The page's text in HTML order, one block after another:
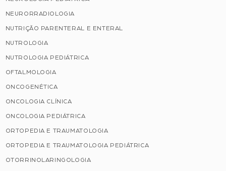
NEURORRADIOLOGIA
NUTRIÇÃO PARENTERAL E ENTERAL
NUTROLOGIA
NUTROLOGIA PEDIÁTRICA
OFTALMOLOGIA
ONCOGENÉTICA
ONCOLOGIA CLÍNICA
ONCOLOGIA PEDIÁTRICA
ORTOPEDIA E TRAUMATOLOGIA
ORTOPEDIA E TRAUMATOLOGIA PEDIÁTRICA
OTORRINOLARINGOLOGIA